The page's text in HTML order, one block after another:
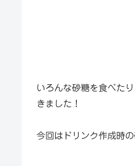
いろんな砂糖を食べた
きました！
今回はドリンク作成時